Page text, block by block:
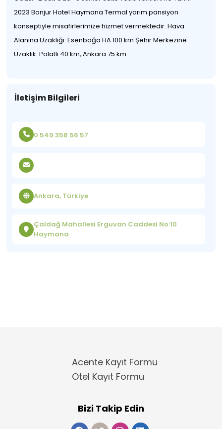
2023 Bonjur Hotel Haymana Termal yarım pansiyon
konseptiyle misafirlerimize hizmet vermektedir. Hava
Alanına Uzaklığı: Esenboğa HA 100 km Şehir Merkezine
Uzaklık: Polatlı 40 km, Ankara 75 km
İletişim Bilgileri
0 549 358 56 57
Ankara, Türkiye
Çaldağ Mahallesi Erguvan Caddesi No:10
Haymana
Acente Kayıt Formu
Otel Kayıt Formu
Bizi Takip Edin